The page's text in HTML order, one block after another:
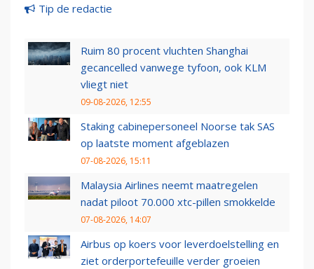
Tip de redactie
Ruim 80 procent vluchten Shanghai
gecancelled vanwege tyfoon, ook KLM
vliegt niet
09-08-2026, 12:55
Staking cabinepersoneel Noorse tak SAS
op laatste moment afgeblazen
07-08-2026, 15:11
Malaysia Airlines neemt maatregelen
nadat piloot 70.000 xtc-pillen smokkelde
07-08-2026, 14:07
Airbus op koers voor leverdoelstelling en
ziet orderportefeuille verder groeien